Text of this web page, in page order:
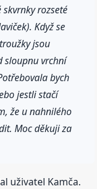
rozseté
Když se
jsou
sloupnu vrchní
bych
jestli stačí
že u nahnilého
Moc děkuji za
uživatel Kamča.